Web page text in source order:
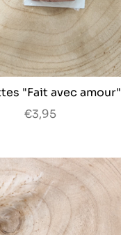
"Fait avec amour"
€3,95